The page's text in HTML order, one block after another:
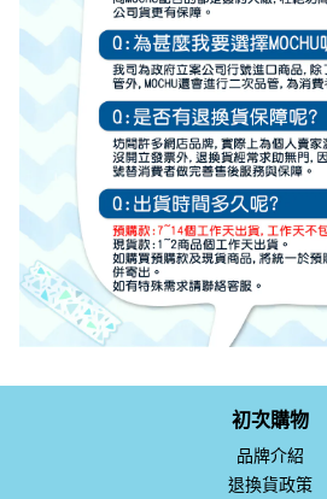
初次購物
品牌介紹
退換貨政策